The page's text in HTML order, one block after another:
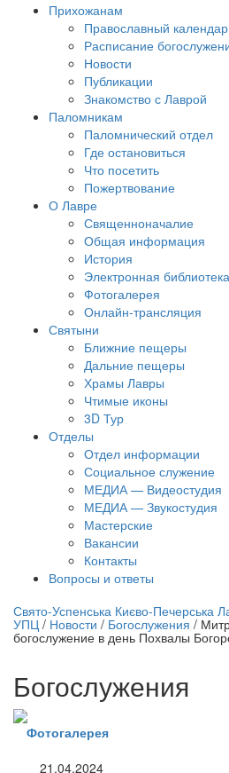
Прихожанам
Православный
Расписание
Новости
Публикации
Знакомство с Лаврой
Паломникам
Паломнический отдел
Где остановиться
Что посетить
Пожертвование
О Лавре
Священноначалие
Общая информация
История
Электронная библиотека
Фотогалерея
Онлайн-трансляция
Святыни
Ближние пещеры
Дальние пещеры
Храмы Лавры
Чтимые иконы
3D Тур
Отделы
Отдел информации
Социальное служение
МЕДИА — Видеостудия
МЕДИА — Звукостудия
Мастерские
Вакансии
Контакты
Вопросы и ответы
трансляция | 12 сентября
Свято-Успенська Києво-Печерська
УПЦ / Новости / Богослужения /
богослужение в день Похвалы
Богослужения
Фотогалерея
21.04.2024